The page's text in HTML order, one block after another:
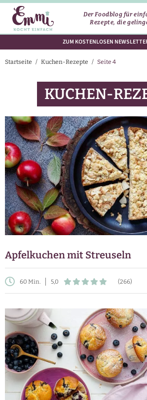
Der Foodblog für
Rezepte, die
ZUM KOSTENLOSEN
Startseite / Kuchen-Rezepte / Seite 4
KUCHEN-
Apfelkuchen mit Streuseln
60 Min. 5,0 (266)